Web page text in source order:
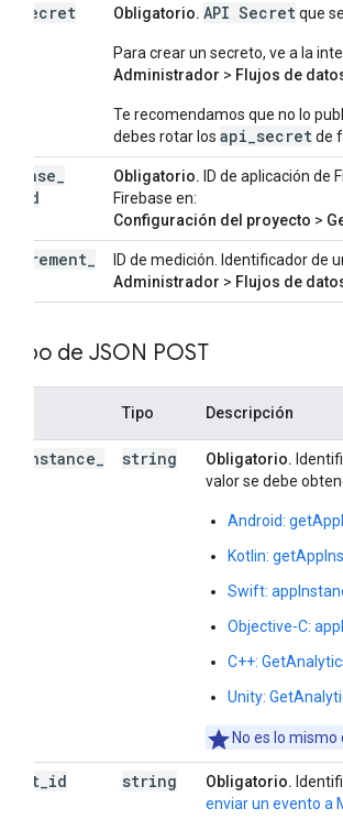
secret Obligatorio. API Secretque
Para crear un secreto, ve a la
Administrador > Flujos de
Te recomendamos que no lo
debes rotar los api_secretde
id
Obligatorio. ID de aplicación de
Firebase en:
Configuración del proyecto >
ID de medición. Identificador de
Administrador > Flujos de
de JSON POST
Tipo Descripción
instance string Obligatorio.
valor se debe
Android:
Kotlin:
Swift:
Objective-C:
C++:
Unity:
No es lo mismo
id string Obligatorio.
enviar un evento a